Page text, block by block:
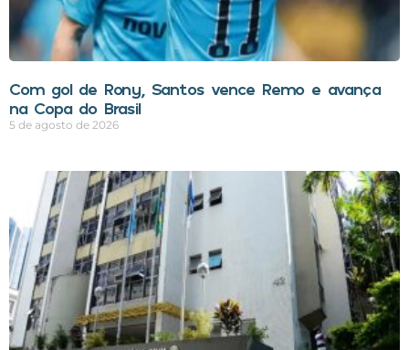
Com gol de Rony, Santos vence Remo e avança
na Copa do Brasil
5 de agosto de 2026